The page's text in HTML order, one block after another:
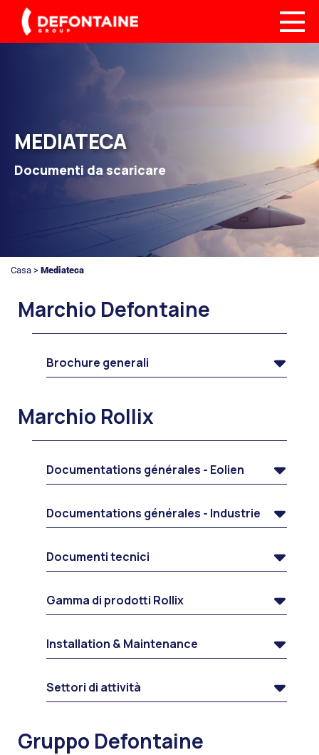
MEDIATECA
Documenti da scaricare
Casa > Mediateca
Marchio Defontaine
Brochure generali
Marchio Rollix
Documentations générales - Eolien
Documentations générales - Industrie
Documenti tecnici
Gamma di prodotti Rollix
Installation & Maintenance
Settori di attività
Gruppo Defontaine